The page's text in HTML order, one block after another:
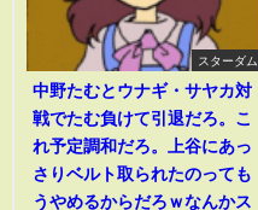
スターダム
中野たむとウナギ・サヤカ対
戦でたむ負けて引退だろ。こ
れ予定調和だろ。上谷にあっ
さりベルト取られたのっても
うやめるからだろｗなんかス